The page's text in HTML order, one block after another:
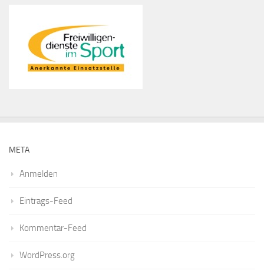
META
Anmelden
Eintrags-Feed
Kommentar-Feed
WordPress.org